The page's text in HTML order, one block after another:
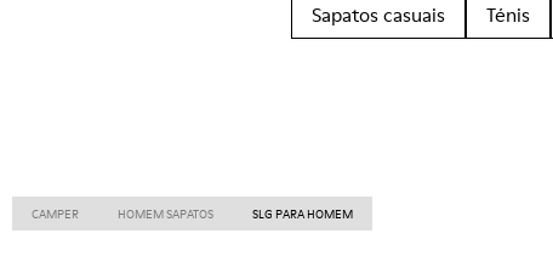
Sapatos casuais
Ténis
CAMPER HOMEM SAPATOS SLG PARA HOMEM